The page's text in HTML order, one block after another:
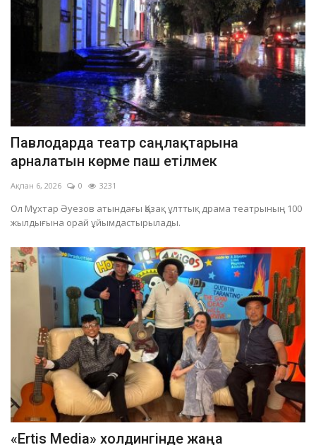
Павлодарда театр саңлақтарына
арналатын көрме паш етілмек
Ақпан 6, 2026 0 3231
Ол Мұхтар Әуезов атындағы Қазақ ұлттық драма театрының 100
жылдығына орай ұйымдастырылады.
«Ertis Media» холдингінде жаңа